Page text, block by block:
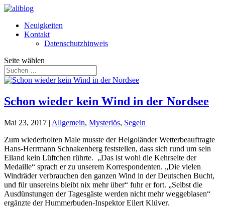
Neuigkeiten
Kontakt
Datenschutzhinweis
Seite wählen
Schon wieder kein Wind in der Nordsee
Mai 23, 2017 | Allgemein, Mysteriös, Segeln
Zum wiederholten Male musste der Helgoländer Wetterbeauftragte
Hans-Herrmann Schnakenberg feststellen, dass sich rund um sein
Eiland kein Lüftchen rührte. „Das ist wohl die Kehrseite der
Medaille“ sprach er zu unserem Korrespondenten. „Die vielen
Windräder verbrauchen den ganzen Wind in der Deutschen Bucht,
und für unsereins bleibt nix mehr über“ fuhr er fort. „Selbst die
Ausdünstungen der Tagesgäste werden nicht mehr weggeblasen“
ergänzte der Hummerbuden-Inspektor Eilert Klüver.